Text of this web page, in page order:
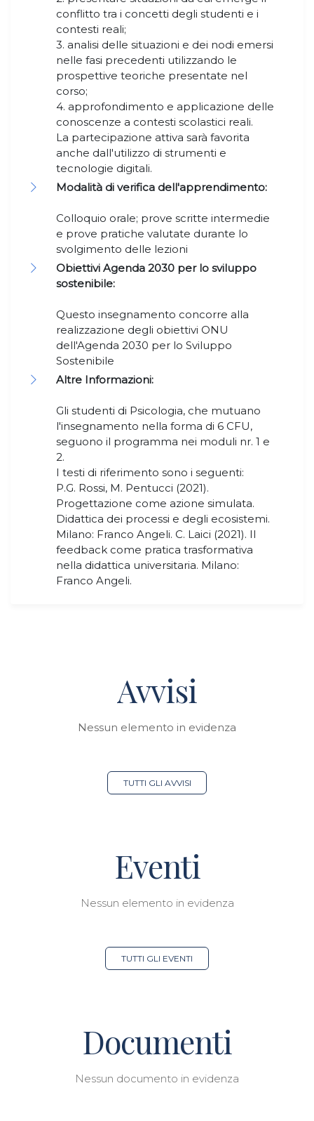
conflitto tra i concetti degli studenti e i
contesti reali;
3. analisi delle situazioni e dei nodi emersi
nelle fasi precedenti utilizzando le
prospettive teoriche presentate nel
corso;
4. approfondimento e applicazione delle
conoscenze a contesti scolastici reali.
La partecipazione attiva sarà favorita
anche dall'utilizzo di strumenti e
tecnologie digitali.
Modalità di verifica dell'apprendimento:
Colloquio orale; prove scritte intermedie
e prove pratiche valutate durante lo
svolgimento delle lezioni
Obiettivi Agenda 2030 per lo sviluppo
sostenibile:
Questo insegnamento concorre alla
realizzazione degli obiettivi ONU
dell'Agenda 2030 per lo Sviluppo
Sostenibile
Altre Informazioni:
Gli studenti di Psicologia, che mutuano
l'insegnamento nella forma di 6 CFU,
seguono il programma nei moduli nr. 1 e
2.
I testi di riferimento sono i seguenti:
P.G. Rossi, M. Pentucci (2021).
Progettazione come azione simulata.
Didattica dei processi e degli ecosistemi.
Milano: Franco Angeli. C. Laici (2021). Il
feedback come pratica trasformativa
nella didattica universitaria. Milano:
Franco Angeli.
Avvisi
Nessun elemento in evidenza
TUTTI GLI AVVISI
Eventi
Nessun elemento in evidenza
TUTTI GLI EVENTI
Documenti
Nessun documento in evidenza